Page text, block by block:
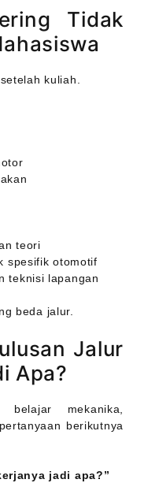
Tidak
kuliah.
teori
spesifik otomotif
teknisi lapangan
beda jalur.
Jalur
Apa?
mekanika,
berikutnya
jadi apa?”